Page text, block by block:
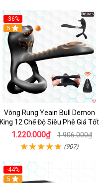
-36%
Hot
5
Vòng Rung Yeain Bull Demon
King 12 Chế Độ Siêu Phê Giá Tốt
1.220.000₫ 1.906.000₫
(907)
-44%
5